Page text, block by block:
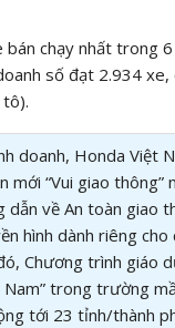
bán chạy nhất trong
số đạt 2.934 xe,
doanh, Honda Việt
mới “Vui giao thông”
dẫn về An toàn giao
hình dành riêng
Chương trình giáo
Nam” trong trường
tới 23 tỉnh/thành